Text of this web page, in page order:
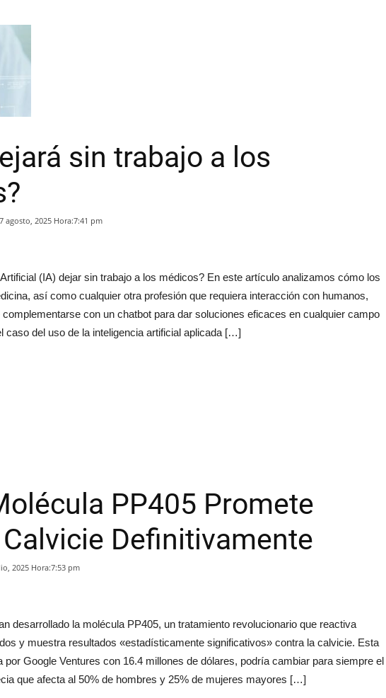
sin trabajo a los
7 agosto, 2025 Hora:7:41 pm
(IA) dejar sin trabajo a los médicos? En este artículo analizamos cómo los
así como cualquier otra profesión que requiera interacción con humanos,
con un chatbot para dar soluciones eficaces en cualquier campo
caso del uso de la inteligencia artificial aplicada […]
PP405 Promete
Definitivamente
2025 Hora:7:53 pm
desarrollado la molécula PP405, un tratamiento revolucionario que reactiva
y muestra resultados «estadísticamente significativos» contra la calvicie. Esta
por Google Ventures con 16.4 millones de dólares, podría cambiar para siempre el
que afecta al 50% de hombres y 25% de mujeres mayores […]